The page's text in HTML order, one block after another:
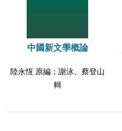
中國新文學概論
陸永恆 原編；謝泳、蔡登山
輯